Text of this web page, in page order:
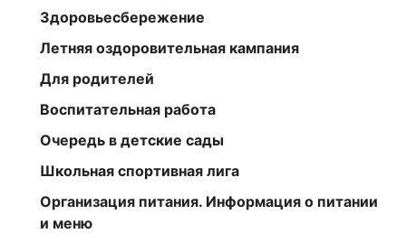
Здоровьесбережение
Летняя оздоровительная кампания
Для родителей
Воспитательная работа
Очередь в детские сады
Школьная спортивная лига
Организация питания. Информация о питании
и меню